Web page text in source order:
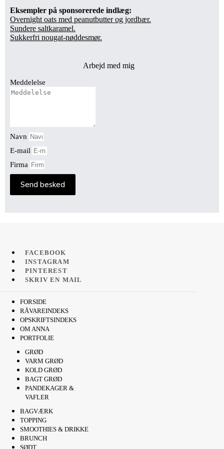
Eksempler på sponsorerede indlæg:
Overnight oats med peanutbutter og jordbær.
Sundere saltkaramel.
Sukkerfri nougat-nøddesmør.
Arbejd med mig
Meddelelse
Navn
E-mail
Firma
Send besked
FACEBOOK
INSTAGRAM
PINTEREST
SKRIV EN MAIL
FORSIDE
RÅVAREINDEKS
OPSKRIFTSINDEKS
OM ANNA
PORTFOLIE
GRØD
VARM GRØD
KOLD GRØD
BAGT GRØD
PANDEKAGER &
VAFLER
BAGVÆRK
TOPPING
SMOOTHIES & DRIKKE
BRUNCH
SØDT